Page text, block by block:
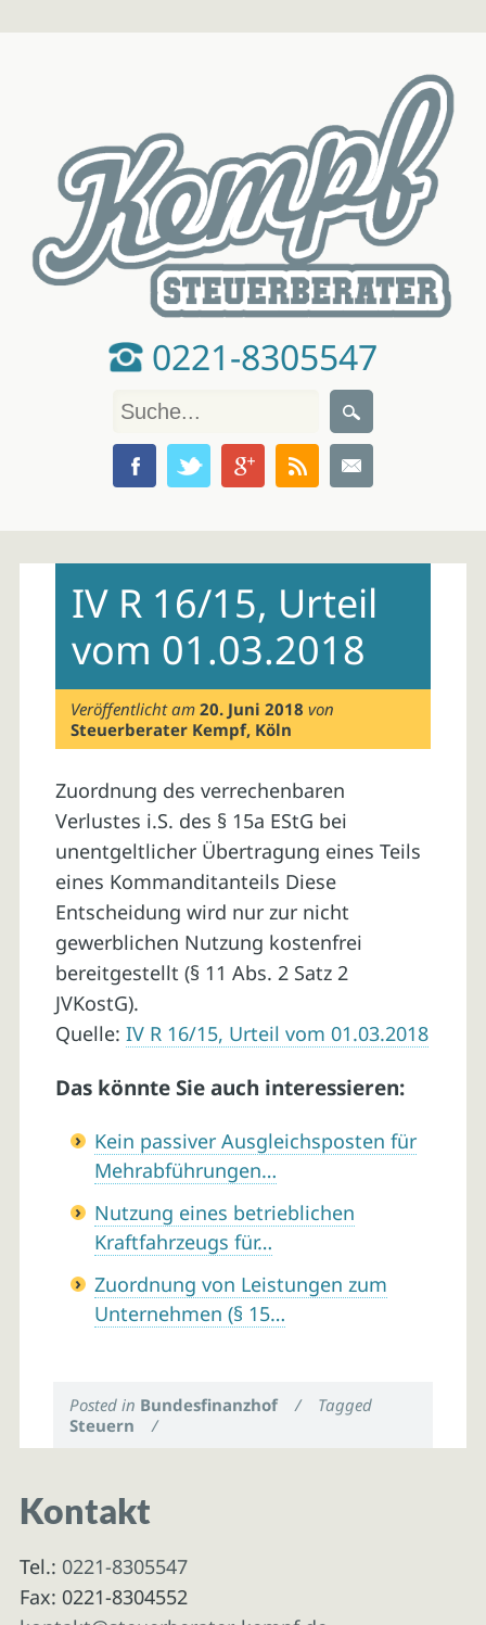
0221-8305547
contentIV R 16/15, Urteil
vom 01.03.2018
Veröffentlicht am20. Juni 2018 von
Steuerberater Kempf, Köln
Zuordnung des verrechenbaren
Verlustes i.S. des § 15a EStG bei
unentgeltlicher Übertragung eines Teils
eines Kommanditanteils Diese
Entscheidung wird nur zur nicht
gewerblichen Nutzung kostenfrei
bereitgestellt (§ 11 Abs. 2 Satz 2
JVKostG).
Quelle: IV R 16/15, Urteil vom 01.03.2018
Das könnte Sie auch interessieren:
Kein passiver Ausgleichsposten für
Mehrabführungen…
Nutzung eines betrieblichen
Kraftfahrzeugs für…
Zuordnung von Leistungen zum
Unternehmen (§ 15…
Posted in Bundesfinanzhof /
Tagged
Steuern
/
Kontakt
Tel.: 0221-8305547
Fax: 0221-8304552